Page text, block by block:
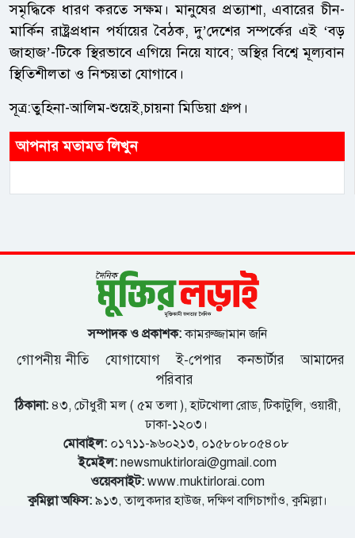
সমৃদ্ধিকে ধারণ করতে সক্ষম। মানুষের প্রত্যাশা, এবারের চীন-
মার্কিন রাষ্ট্রপ্রধান পর্যায়ের বৈঠক, দু’দেশের সম্পর্কের এই ‘বড়
জাহাজ’-টিকে স্থিরভাবে এগিয়ে নিয়ে যাবে; অস্থির বিশ্বে মূল্যবান
স্থিতিশীলতা ও নিশ্চয়তা যোগাবে।
সূত্র:তুহিনা-আলিম-শুয়েই,চায়না মিডিয়া গ্রুপ।
আপনার মতামত লিখুন
সম্পাদক ও প্রকাশক:কামরুজ্জামান জনি
গোপনীয় নীতি যোগাযোগ ই-পেপার কনভার্টার
আমাদের
পরিবার
ঠিকানা:৪৩, চৌধুরী মল ( ৫ম তলা ), হাটখোলা রোড, টিকাটুলি, ওয়ারী,
ঢাকা-১২০৩।
মোবাইল:০১৭১১-৯৬০২১৩, ০১৫৮০৮০৫৪০৮
ইমেইল: newsmuktirlorai@gmail.com
ওয়েবসাইট: www.muktirlorai.com
কুমিল্লা অফিস: ৯১৩, তালুকদার হাউজ, দক্ষিণ বাগিচাগাঁও, কুমিল্লা।